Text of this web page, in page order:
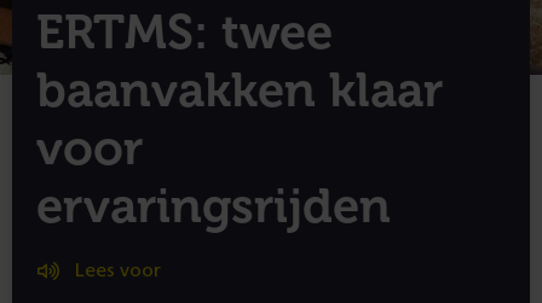
ERTMS: twee
baanvakken klaar
voor
ervaringsrijden
Lees voor